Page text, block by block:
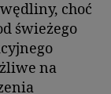
choć
świeżego
na